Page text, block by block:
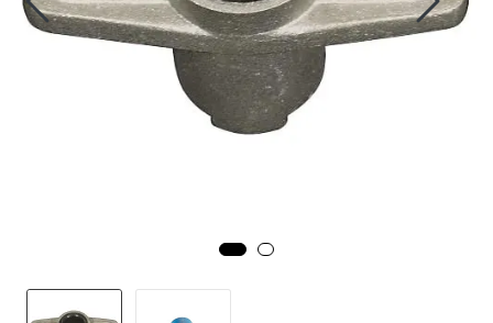
Fortøyning
Fritid/Sikkerhet
Nyheter